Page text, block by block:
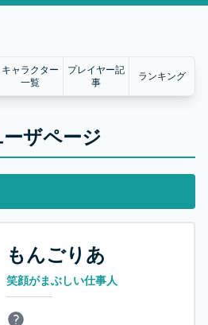
キャラクター
一覧
プレイヤー記
事
ランキング
ザページ
もんごりあ
笑顔がまぶしい仕事人